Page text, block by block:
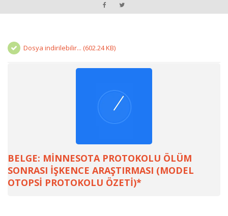
Dosya indirilebilir... (602.24 KB)
BELGE: MİNNESOTA PROTOKOLU ÖLÜM
SONRASI İŞKENCE ARAŞTIRMASI (MODEL
OTOPSİ PROTOKOLU ÖZETİ)*